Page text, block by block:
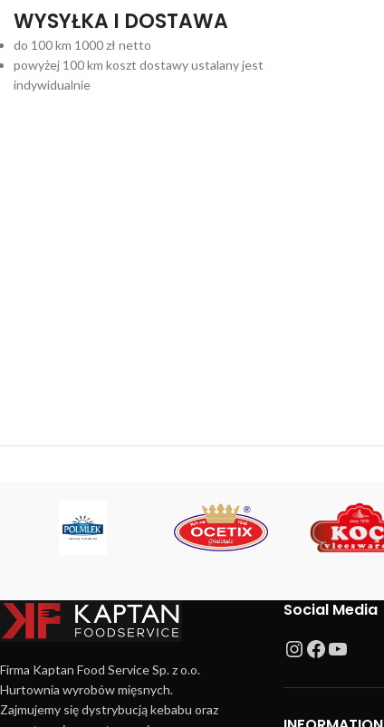
WYSYŁKA I DOSTAWA
do 100 km 1000 zł netto
powyżej 100 km koszt dostawy ustalany jest
indywidualnie
Firma Kaptan Food Service Sp. z o.o.
Hurtownia wyrobów mięsnych.
Zajmujemy się dystrybucją kebabu oraz
Social Media